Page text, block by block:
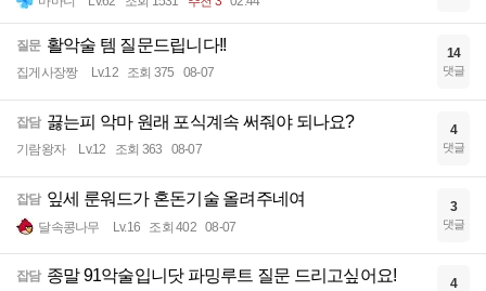
질문 활악술 템 질문드립니다!!
집게사장짱 Lv.12 조회 375 08-07
14
댓글
잡담 끓는피 악마 원래 포식계속 써줘야 되나요?
기람왕자 Lv.12 조회 363 08-07
4
댓글
잡담 잎세 룬워드가 혼돈기술 올려주네여
달속콩나무 Lv.16 조회 402 08-07
3
댓글
잡담 종말 91악술입니닷 파밍루트 질문 드리고싶어요! 4